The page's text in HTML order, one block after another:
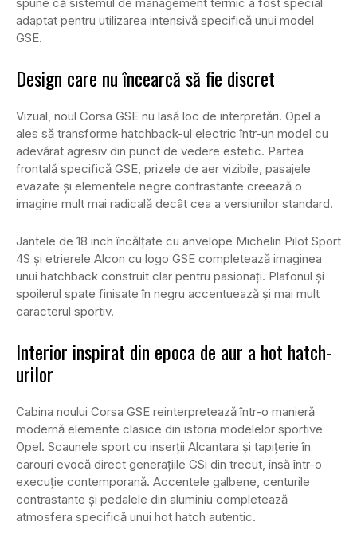
spune că sistemul de management termic a fost special
adaptat pentru utilizarea intensivă specifică unui model
GSE.
Design care nu încearcă să fie discret
Vizual, noul Corsa GSE nu lasă loc de interpretări. Opel a
ales să transforme hatchback-ul electric într-un model cu
adevărat agresiv din punct de vedere estetic. Partea
frontală specifică GSE, prizele de aer vizibile, pasajele
evazate și elementele negre contrastante creează o
imagine mult mai radicală decât cea a versiunilor standard.
Jantele de 18 inch încălțate cu anvelope Michelin Pilot Sport
4S și etrierele Alcon cu logo GSE completează imaginea
unui hatchback construit clar pentru pasionați. Plafonul și
spoilerul spate finisate în negru accentuează și mai mult
caracterul sportiv.
Interior inspirat din epoca de aur a hot hatch-
urilor
Cabina noului Corsa GSE reinterpretează într-o manieră
modernă elemente clasice din istoria modelelor sportive
Opel. Scaunele sport cu inserții Alcantara și tapițerie în
carouri evocă direct generațiile GSi din trecut, însă într-o
execuție contemporană. Accentele galbene, centurile
contrastante și pedalele din aluminiu completează
atmosfera specifică unui hot hatch autentic.